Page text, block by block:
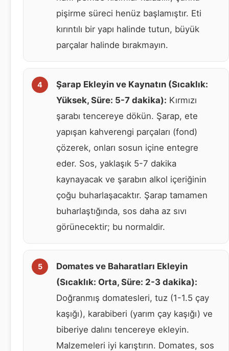
pişirme süreci henüz başlamıştır. Eti
kırıntılı bir yapı halinde tutun, büyük
parçalar halinde bırakmayın.
Şarap Ekleyin ve Kaynatın (Sıcaklık:
Yüksek, Süre: 5-7 dakika): Kırmızı
şarabı tencereye dökün. Şarap, ete
yapışan kahverengi parçaları (fond)
çözerek, onları sosun içine entegre
eder. Sos, yaklaşık 5-7 dakika
kaynayacak ve şarabın alkol içeriğinin
çoğu buharlaşacaktır. Şarap tamamen
buharlaştığında, sos daha az sıvı
görünecektir; bu normaldir.
Domates ve Baharatları Ekleyin
(Sıcaklık: Orta, Süre: 2-3 dakika):
Doğranmış domatesleri, tuz (1-1.5 çay
kaşığı), karabiberi (yarım çay kaşığı) ve
biberiye dalını tencereye ekleyin.
Malzemeleri iyi karıştırın. Domates, sos